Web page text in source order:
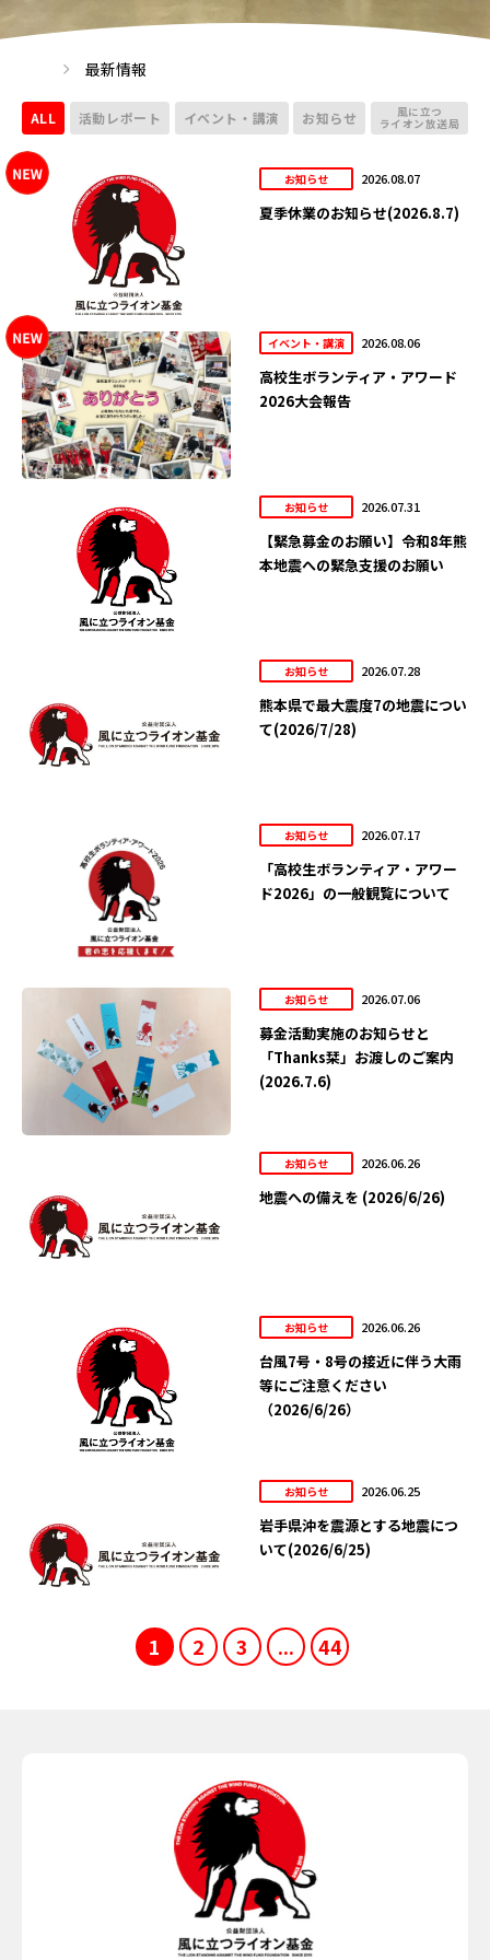
最新情報
ALL 活動レポート イベント・講演 お知らせ 風に立つ
ライオン放送局
お知らせ 2026.08.07
夏季休業のお知らせ(2026.8.7)
イベント・講演 2026.08.06
高校生ボランティア・アワード
2026大会報告
お知らせ 2026.07.31
【緊急募金のお願い】令和8年熊
本地震への緊急支援のお願い
お知らせ 2026.07.28
熊本県で最大震度7の地震につい
て(2026/7/28)
お知らせ 2026.07.17
「高校生ボランティア・アワー
ド2026」の一般観覧について
お知らせ 2026.07.06
募金活動実施のお知らせと
「Thanks栞」お渡しのご案内
(2026.7.6)
お知らせ 2026.06.26
地震への備えを (2026/6/26)
お知らせ 2026.06.26
台風7号・8号の接近に伴う大雨
等にご注意ください
（2026/6/26）
お知らせ 2026.06.25
岩手県沖を震源とする地震につ
いて(2026/6/25)
1 2 3 ... 44